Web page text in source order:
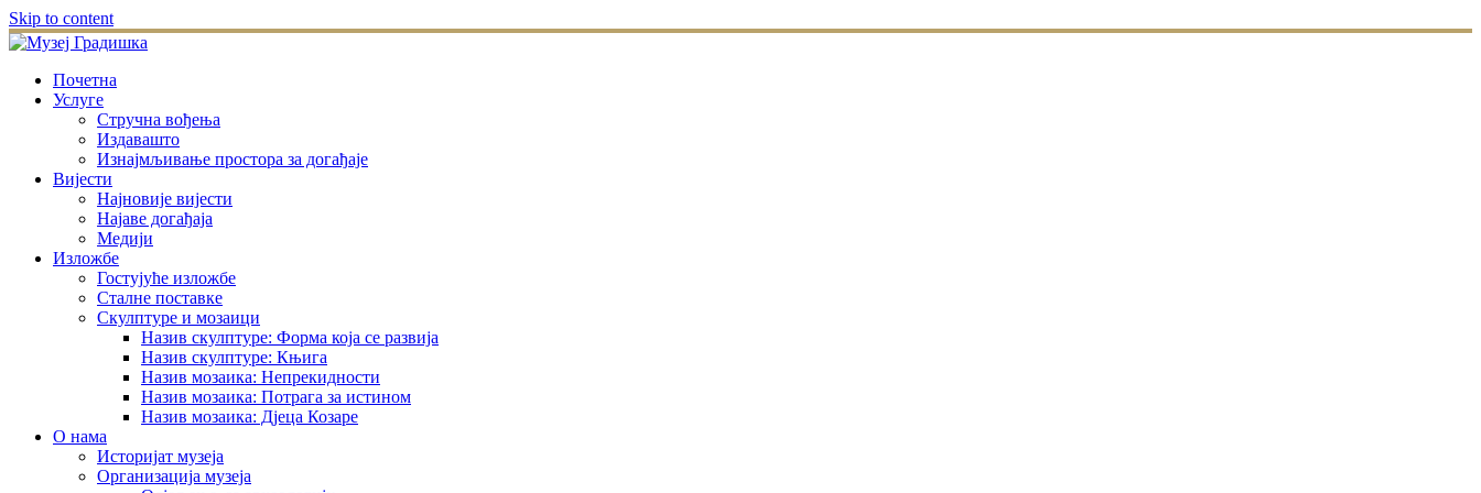
Skip to content
Почетна
Услуге
Стручна вођења
Издавашто
Изнајмљивање простора за догађаје
Вијести
Најновије вијести
Најаве догађаја
Медији
Изложбе
Гостујуће изложбе
Сталне поставке
Скулптуре и мозаици
Назив скулптуре: Форма која се развија
Назив скулптуре: Књига
Назив мозаика: Непрекидности
Назив мозаика: Потрага за истином
Назив мозаика: Дјеца Козаре
О нама
Историјат музеја
Организација музеја